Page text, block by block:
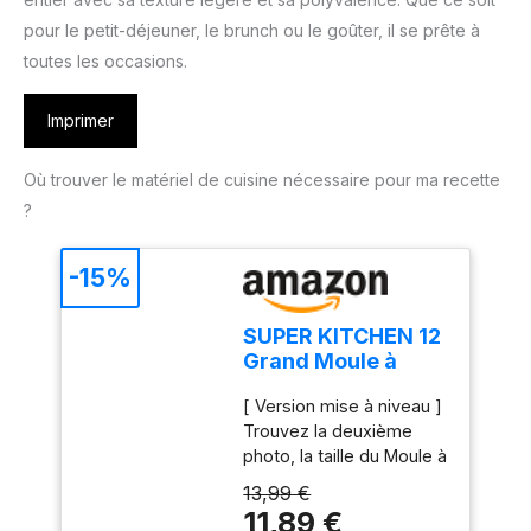
pour le petit-déjeuner, le brunch ou le goûter, il se prête à
toutes les occasions.
Imprimer
Où trouver le matériel de cuisine nécessaire pour ma recette
?
SUPER KITCHEN 12
Grand Moule à
Moule Cupcake
Gateau
[ Version mise à niveau ]
Trouvez la deuxième
photo, la taille du Moule à
3 cm, il est plus grand
13,99 €
11,89 €
-15%